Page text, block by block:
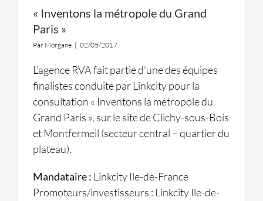
« Inventons la métropole du Grand
Paris »
Par Morgane | 02/05/2017
L’agence RVA fait partie d’une des équipes
finalistes conduite par Linkcity pour la
consultation « Inventons la métropole du
Grand Paris », sur le site de Clichy-sous-Bois
et Montfermeil (secteur central – quartier du
plateau).
Mandataire : Linkcity Ile-de-France
Promoteurs/investisseurs : Linkcity Ile-de-